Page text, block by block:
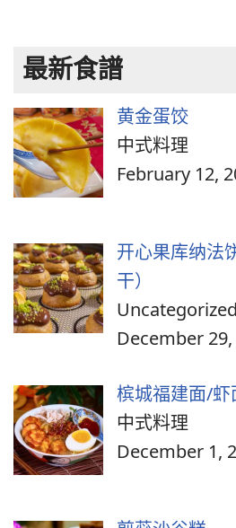
最新食譜
黄金蛋饺
中式料理
February 12,
开心果库纳法
干）
December
槟城福建面/虾
中式料理
December 1,